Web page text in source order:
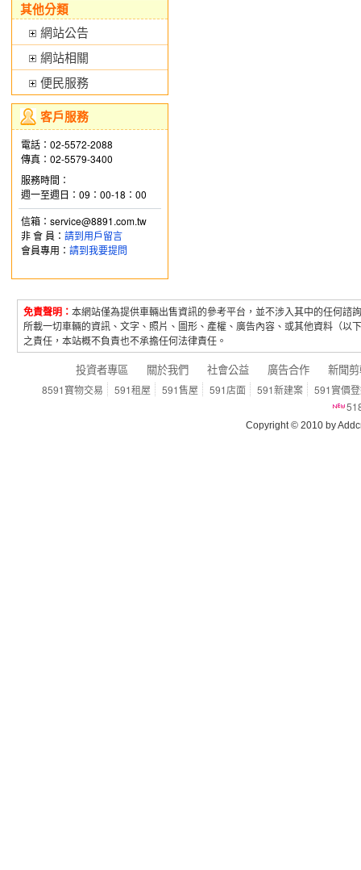
其他分類
網站公告
網站相關
便民服務
客戶服務
電話：02-5572-2088
傳真：02-5579-3400
服務時間：
週一至週日：09：00-18：00
信箱：service@8891.com.tw
非 會 員： 請到用戶留言
會員專用： 請到我要提問
免責聲明： 本網站僅為提供車輛出售資訊的參考平台，並不涉入其中的任何
所載一切車輛的資訊、文字、照片、圖形、產權、廣告內容、或其他資料（
之責任，本站概不負責也不承擔任何法律責任。
投資者專區 關於我們 社會公益 廣告合作 新聞
8591寶物交易 591租屋 591售屋 591店面 591新建案
591實價
Copyright © 2010 by